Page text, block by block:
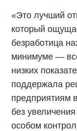
«Это лучший
который
безработица
минимуме —
низких
поддержала
предприятиям
без
особом